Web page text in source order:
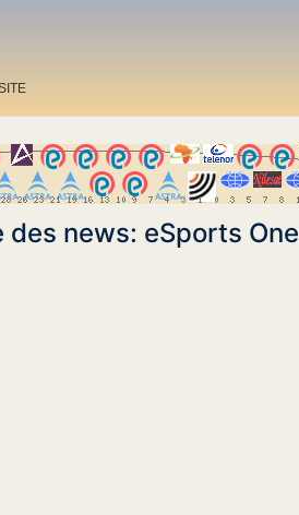
des news: eSports One